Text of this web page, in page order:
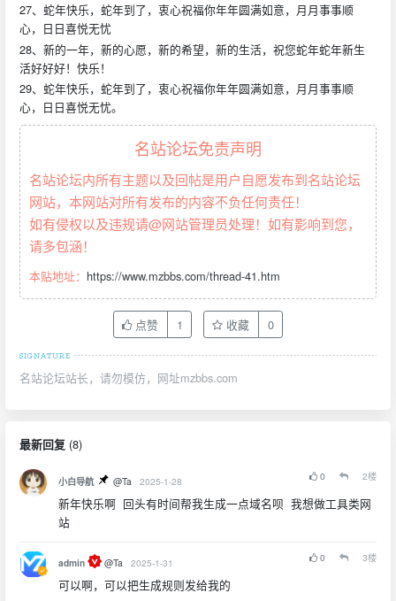
27、蛇年快乐，蛇年到了，衷心祝福你年年圆满如意，月月事事顺
心，日日喜悦无忧
28、新的一年，新的心愿，新的希望，新的生活，祝您蛇年蛇年新生
活好好好！快乐！
29、蛇年快乐，蛇年到了，衷心祝福你年年圆满如意，月月事事顺
心，日日喜悦无忧。
名站论坛免责声明
名站论坛内所有主题以及回帖是用户自愿发布到名站论坛
网站，本网站对所有发布的内容不负任何责任！
如有侵权以及违规请@网站管理员处理！如有影响到您，
请多包涵！
本贴地址： https://www.mzbbs.com/thread-41.htm
点赞 1 收藏 0
名站论坛站长，请勿模仿，网址mzbbs.com
最新回复 (8)
小白导航 @Ta 2025-1-28 0 2楼
新年快乐啊 回头有时间帮我生成一点域名呗 我想做工具类网
站
admin @Ta 2025-1-31 0 3楼
可以啊，可以把生成规则发给我的